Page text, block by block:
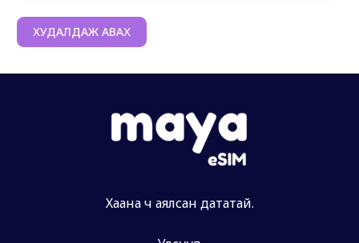
ХУДАЛДАЖ АВАХ
Хаана ч аялсан дататай.